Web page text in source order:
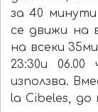
за 40
се движи на
на всеки
23:30и
използва.
la Cibeles, до